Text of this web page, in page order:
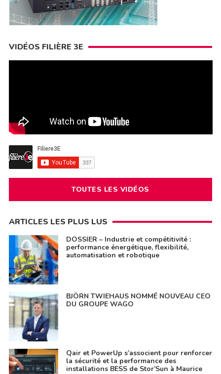
VIDÉOS FILIÈRE 3E
TOUTES LES VIDÉOS
ARTICLES LES PLUS LUS
DOSSIER – Industrie et compétitivité :
performance énergétique, flexibilité,
automatisation et robotique
BJÖRN TWIEHAUS NOMMÉ NOUVEAU CEO
DU GROUPE WAGO
Qair et PowerUp s’associent pour renforcer
la sécurité et la performance des
installations BESS de Stor’Sun à Maurice